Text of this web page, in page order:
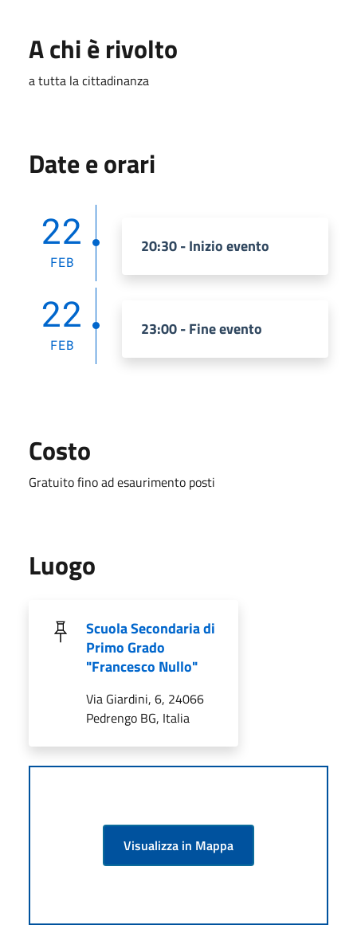
A chi è rivolto
a tutta la cittadinanza
Date e orari
22
FEB
20:30 - Inizio evento
22
FEB
23:00 - Fine evento
Costo
Gratuito fino ad esaurimento posti
Luogo
Scuola Secondaria di
Primo Grado
"Francesco Nullo"
Via Giardini, 6, 24066
Pedrengo BG, Italia
Visualizza in Mappa